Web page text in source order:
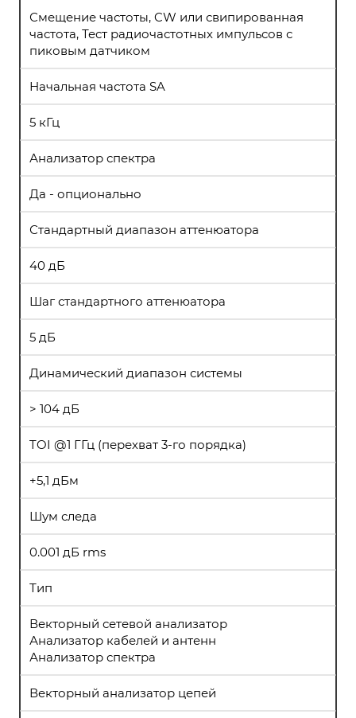
Смещение частоты, CW или свипированная
частота, Тест радиочастотных импульсов с
пиковым датчиком
Начальная частота SA
5 кГц
Анализатор спектра
Да - опционально
Стандартный диапазон аттенюатора
40 дБ
Шаг стандартного аттенюатора
5 дБ
Динамический диапазон системы
> 104 дБ
TOI @1 ГГц (перехват 3-го порядка)
+5,1 дБм
Шум следа
0.001 дБ rms
Тип
Векторный сетевой анализатор
Анализатор кабелей и антенн
Анализатор спектра
Векторный анализатор цепей